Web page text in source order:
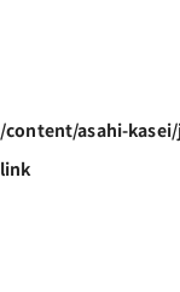
/content/asahi-
link